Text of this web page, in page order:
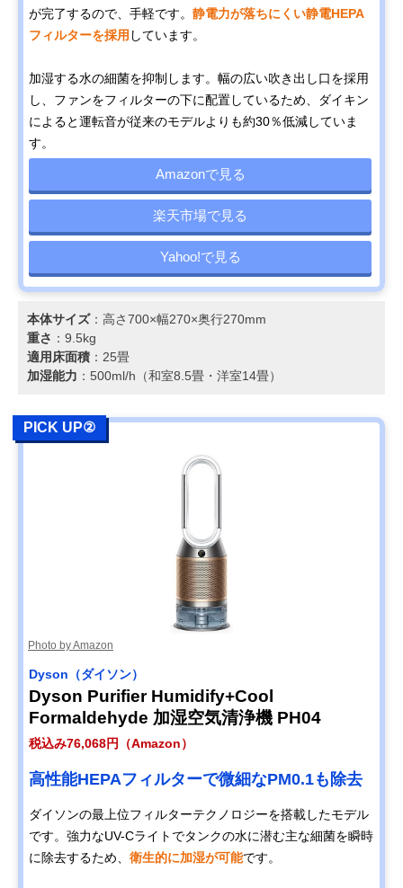
が完了するので、手軽です。 静電力が落ちにくい静電HEPA
フィルターを採用 しています。
加湿する水の細菌を抑制します。幅の広い吹き出し口を採用
し、ファンをフィルターの下に配置しているため、ダイキン
によると運転音が従来のモデルよりも約30％低減していま
す。
Amazonで見る
楽天市場で見る
Yahoo!で見る
本体サイズ：高さ700×幅270×奥行270mm
重さ ：9.5kg
適用床面積 ：25畳
加湿能力 ：500ml/h（和室8.5畳・洋室14畳）
PICK UP②
Photo by Amazon
Dyson（ダイソン）
Dyson Purifier Humidify+Cool
Formaldehyde 加湿空気清浄機 PH04
税込み76,068円（Amazon）
高性能HEPAフィルターで微細なPM0.1も除去
ダイソンの最上位フィルターテクノロジーを搭載したモデル
です。強力なUV-Cライトでタンクの水に潜む主な細菌を瞬時
に除去するため、 衛生的に加湿が可能です。